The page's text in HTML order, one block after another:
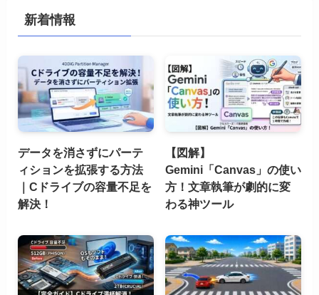
新着情報
データを消さずにパーテ
ィションを拡張する方法
｜Cドライブの容量不足を
解決！
【図解】
Gemini「Canvas」の使い
方！文章執筆が劇的に変
わる神ツール